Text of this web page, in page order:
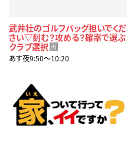
武井壮のゴルフバッグ担いでくだ
さい▽刻む？攻める？確率で選ぶ
クラブ選択 再
あす夜9:50〜10:20